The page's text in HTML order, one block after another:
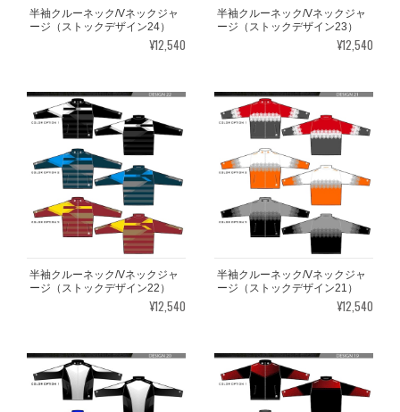
半袖クルーネック/Vネックジャ
ージ（ストックデザイン24）
¥12,540
半袖クルーネック/Vネックジャ
ージ（ストックデザイン23）
¥12,540
半袖クルーネック/Vネックジャ
ージ（ストックデザイン22）
¥12,540
半袖クルーネック/Vネックジャ
ージ（ストックデザイン21）
¥12,540